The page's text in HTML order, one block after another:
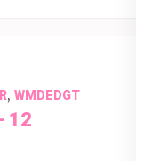
, WMDEDGT
12